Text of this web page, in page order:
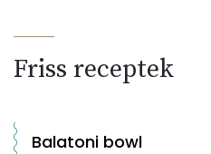
Friss receptek
Balatoni bowl